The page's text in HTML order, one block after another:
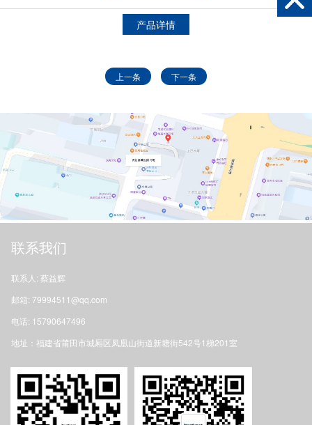
产品详情
上一条 下一条
联系我们
联系人: 蔡益辉
邮箱: 79994511@qq.com
电话: 15790647496
地址：福建省莆田市城厢区凤凰山街道新塘街542号1梯201室